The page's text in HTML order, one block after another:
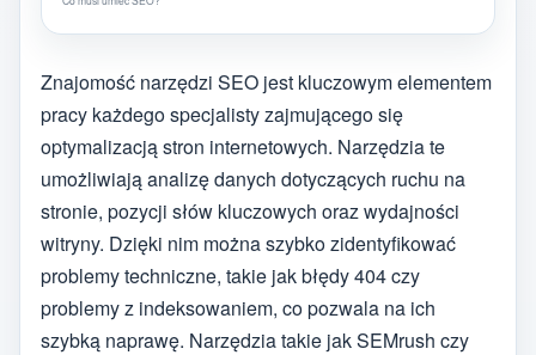
Znajomość narzędzi SEO jest kluczowym elementem
pracy każdego specjalisty zajmującego się
optymalizacją stron internetowych. Narzędzia te
umożliwiają analizę danych dotyczących ruchu na
stronie, pozycji słów kluczowych oraz wydajności
witryny. Dzięki nim można szybko zidentyfikować
problemy techniczne, takie jak błędy 404 czy
problemy z indeksowaniem, co pozwala na ich
szybką naprawę. Narzędzia takie jak SEMrush czy